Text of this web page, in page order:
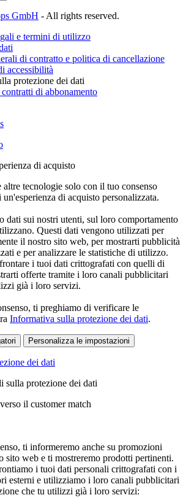
GmbH - All rights reserved.
e termini di utilizzo
di contratto e politica di cancellazione
accessibilità
protezione dei dati
di abbonamento
di acquisto
tecnologie solo con il tuo consenso
di acquisto personalizzata.
dati sui nostri utenti, sul loro comportamento
Questi dati vengono utilizzati per
il nostro sito web, per mostrarti pubblicità
e per analizzare le statistiche di utilizzo.
i tuoi dati crittografati con quelli di
offerte tramite i loro canali pubblicitari
già i loro servizi.
ti preghiamo di verificare le
Informativa sulla protezione dei dati.
Personalizza le impostazioni
dei dati
sulla protezione dei dati
il customer match
ti informeremo anche su promozioni
sito web e ti mostreremo prodotti pertinenti.
i tuoi dati personali crittografati con i
esterni e utilizziamo i loro canali pubblicitari
che tu utilizzi già i loro servizi: